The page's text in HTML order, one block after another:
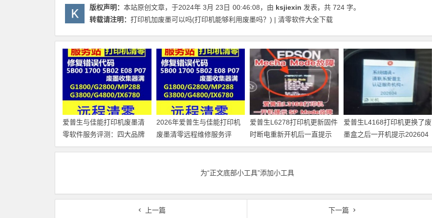
版权声明： 本站原创文章，于2024年 3月 23日 00:46:08，由 ksjiexin 发表，共 724 字。
转载请注明： 打印机加废墨可以吗(打印机能够利用废墨吗？) | 清零软件大全下载
爱普生与佳能打印机废墨清
零软件服务评测：四大品牌
独立解析
2026年爱普生与佳能打印机
废墨清零远程维修服务评
测：四大品牌独立解析
爱普生L6278打印机更新固件
时断电重新开机后一直提示
Recovery Mode故障
爱普生L4168打印机更换了废
墨盒之后一开机提示202604
故障代码维修
为“正文底部小工具”添加小工具
上一篇 下一篇